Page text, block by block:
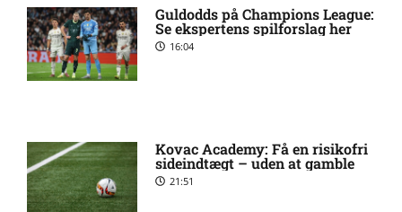
Eliteserien – Viking mod
Sarpsborg 08 FF: Optakt,
forventede opstillinger,
12:40 pm
Tvivl om Jasper Silva
Torkildsen hos Start
12:35 pm
Guldodds på Champions League:
Se ekspertens spilforslag her
16:04
Kovac Academy: Få en risikofri
sideindtægt – uden at gamble
21:51